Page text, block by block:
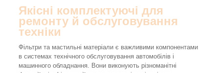
Якісні комплектуючі для
ремонту й обслуговування
техніки
Фільтри та мастильні матеріали є важливими компонентами
в системах технічного обслуговування автомобілів і
машинного обладнання. Вони виконують різноманітні